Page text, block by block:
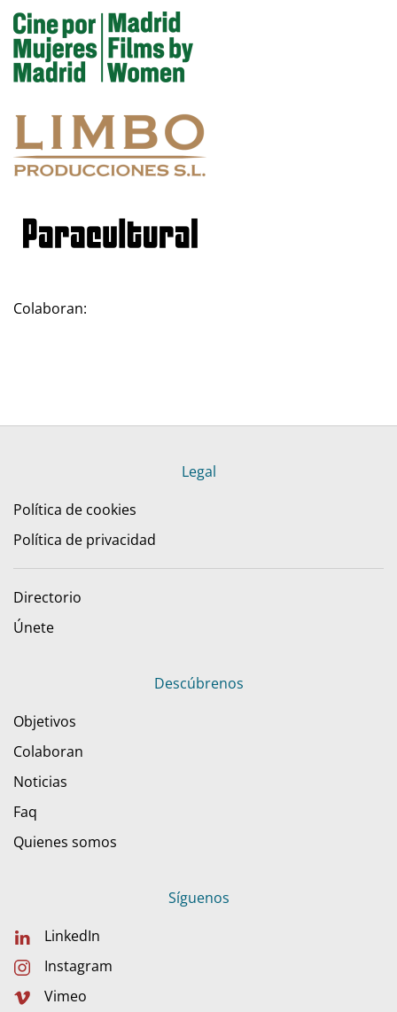
Colaboran:
Legal
Política de cookies
Política de privacidad
Directorio
Únete
Descúbrenos
Objetivos
Colaboran
Noticias
Faq
Quienes somos
Síguenos
LinkedIn
Instagram
Vimeo